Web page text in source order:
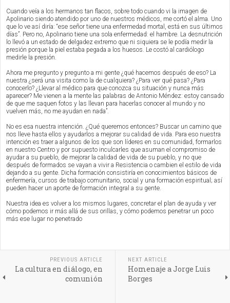
Cuando veía a los hermanos tan flacos, sobre todo cuando vi la imagen de
Apolinario siendo atendido por uno de nuestros médicos, me cortó el alma. Uno
que lo ve así diría: “ese señor tiene una enfermedad mortal, está en sus últimos
días”. Pero no, Apolinario tiene una sola enfermedad: el hambre. La desnutrición
lo llevó a un estado de delgadez extremo que ni siquiera se le podía medir la
presión porque la piel estaba pegada a los huesos. Le costó al cardiólogo
medirle la presión.
Ahora me pregunto y pregunto a mi gente ¿qué hacemos después de eso? La
nuestra ¿será una visita como la de cualquiera? ¿Para ver qué pasa? ¿Para
conocerlo? ¿Llevar al médico para que conozca su situación y nunca más
aparecer? Me vienen a la mente las palabras de Antonio Méndez: estoy cansado
de que me saquen fotos y las llevan para hacerlas conocer al mundo y no
vuelven más, no me ayudan en nada”.
No es esa nuestra intención. ¿Qué queremos entonces? Buscar un camino que
nos lleve hasta ellos y ayudarlos a mejorar su calidad de vida. Para eso nuestra
intención es traer a algunos de los que son líderes en su comunidad, formarlos
en nuestro Centro y por supuesto inculcarles que asuman el compromiso de
ayudar a su pueblo, de mejorar la calidad de vida de su pueblo, y no que
después de formados se vayan a vivir a Resistencia o cambien el estilo de vida
dejando a su gente. Dicha formación consistiría en conocimientos básicos de
enfermería, cursos de trabajo comunitario, social y una formación espiritual; así
pueden hacer un aporte de formación integral a su gente.
Nuestra idea es volver a los mismos lugares, concretar el plan de ayuda y ver
cómo podemos ir más allá de sus orillas, y cómo podemos penetrar un poco
más ese lugar no penetrado
PREVIOUS ARTICLE
La cultura en diálogo, en
comunión
NEXT ARTICLE
Homenaje a Jorge Luis
Borges